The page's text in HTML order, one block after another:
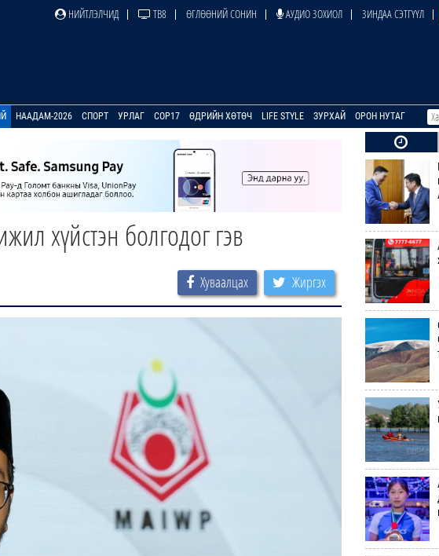
НИЙТЛЭЛЧИД ТВ8 ӨГЛӨӨНИЙ СОНИН АУДИО ЗОХИОЛ ЗИНДАА СЭТГҮҮЛ
НААДАМ-2026 СПОРТ УРЛАГ COP17 ӨДРИЙН ХӨТӨЧ LIFE STYLE ЗУРХАЙ ОРОН НУТАГ
хүйстэн болгодог гэв
Хуваалцах Жиргэх